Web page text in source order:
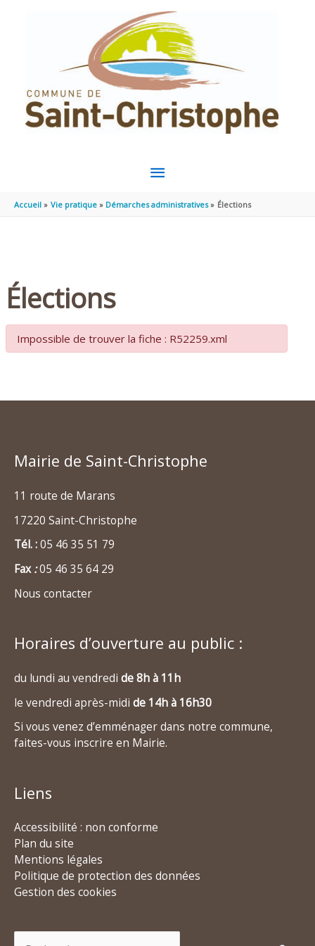
MENU
PRINCIPAL
Accueil Vie pratique Démarches administratives Élections
Élections
Impossible de trouver la fiche : R52259.xml
Mairie de Saint-Christophe
11 route de Marans
17220 Saint-Christophe
Tél. :05 46 35 51 79
Fax:05 46 35 64 29
Nous contacter
Horaires d’ouverture au public :
du lundi au vendredi de 8h à 11h
le vendredi après-midi de 14h à 16h30
Si vous venez d’emménager dans notre commune,
faites-vous inscrire en Mairie.
Liens
Accessibilité : non conforme
Plan du site
Mentions légales
Politique de protection des données
Gestion des cookies